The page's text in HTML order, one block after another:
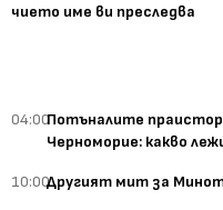
чието име ви преследва
04:00Потъналите
Черноморие: какво
10:00Другият мит за